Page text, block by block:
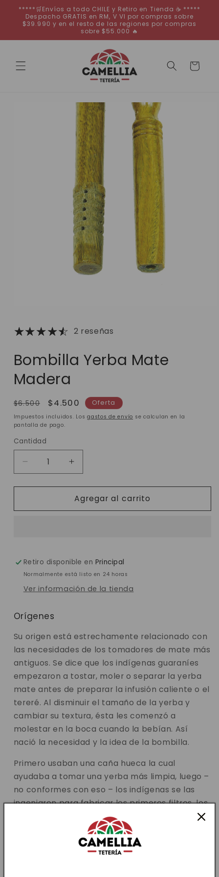
directamente
al contenido
*****🛒Envíos a todo CHILE y Retiro en Tienda ☕ *****
Despacho GRATIS en RM, V VI por compras sobre
$39.990 y en el resto de las regiones por compras
sobre $55.000 🔥
Carrito
2 reseñas
Bombilla Yerba Mate
Madera
Precio
habitual
$6.500
Precio
de
oferta
$4.500 Oferta
Impuestos incluidos. Losgastos de envío se calculan en la
pantalla de pago.
Cantidad
Reducir
cantidad
para
Yerba
Aumentar
cantidad
para
Bombilla
Yerba
Agregar al carrito
Retiro disponible en Principal
Normalmente está listo en 24 horas
Ver información de la tienda
Orígenes
Su origen está estrechamente relacionado con
las necesidades de los tomadores de mate más
antiguos. Se dice que los indígenas guaraníes
empezaron a tostar, moler o separar la yerba
mate antes de preparar la infusión caliente o el
tereré. Al disminuir el tamaño de la yerba y
cambiar su textura, ésta les comenzó a
molestar en la boca cuando la bebían. Así
nació la necesidad y la idea de la bombilla.
Primero usaban una caña hueca la cual
ayudaba a tomar una yerba más limpia, luego –
no conformes con eso – los indígenas se las
ingeniaron para fabricar los primeros filtros, los
kokosque significa
tejido trenzado fuerte.Hicieron pequeñas redes
con vegetales que atrapaban los pedacitos de
yerba y dejaban pasar el agua. Así los primeros